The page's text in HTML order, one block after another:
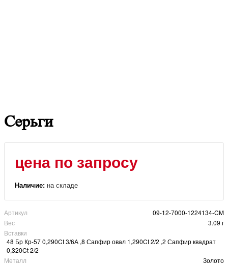
Серьги
цена по запросу
Наличие: на складе
Артикул
09-12-7000-1224134-CM
Вес
3.09 г
Вставки
48 Бр Кр-57 0,290Ct 3/6А ,8 Сапфир овал 1,290Ct 2/2 ,2 Сапфир квадрат
0,320Ct 2/2
Металл
Золото